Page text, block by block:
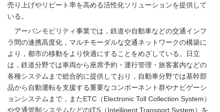
売り上げやリピート率を高める活性化ソリューションを提供して
いる。
アーバンモビリティ事業では，鉄道や自動車などの交通インフ
ラ間の連携高度化，マルチモーダルな交通ネットワークの構築に
より，都市の移動をより快適にすることをめざしている。日立
は，鉄道分野では車両から座席予約・運行管理・旅客案内などの
各種システムまで総合的に提供しており，自動車分野では基幹部
品から自動運転を支援する重要なコンポーネント群やナビゲーシ
ョンシステムまで，またETC（Electronic Toll Collection System）
や交通管制システムなどのITS（Intelligent Transport System）を